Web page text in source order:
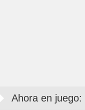
Ahora en juego: